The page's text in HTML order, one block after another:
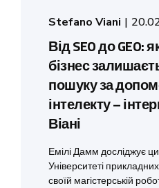
Stefano Viani
Від SEO до GEO:
бізнес
пошуку за
інтелекту –
Віані
Емілі Дамм досліджує
Університеті
своїй магістерській